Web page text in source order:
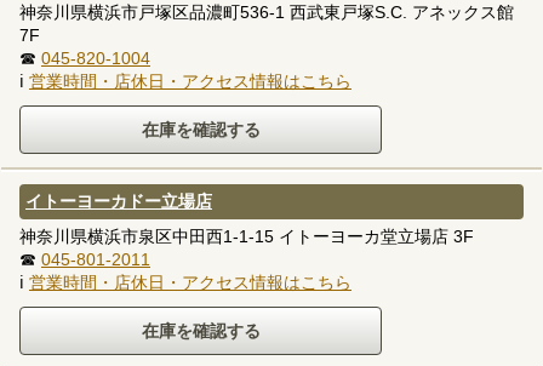
神奈川県横浜市戸塚区品濃町536-1 西武東戸塚S.C. アネックス館
7F
☎ 045-820-1004
ℹ 営業時間・店休日・アクセス情報はこちら
イトーヨーカドー立場店
神奈川県横浜市泉区中田西1-1-15 イトーヨーカ堂立場店 3F
☎ 045-801-2011
ℹ 営業時間・店休日・アクセス情報はこちら